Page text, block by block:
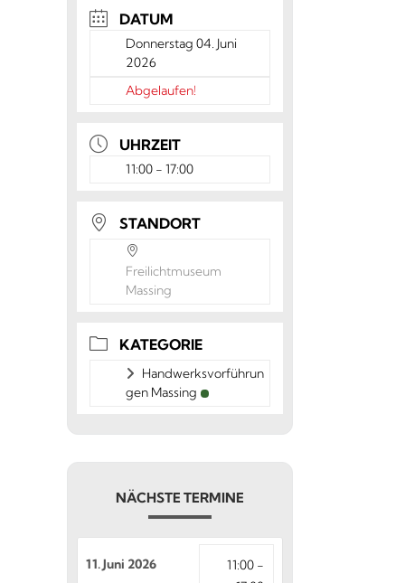
DATUM
Donnerstag 04. Juni
2026
Abgelaufen!
UHRZEIT
11:00 - 17:00
STANDORT
Freilichtmuseum
Massing
KATEGORIE
Handwerksvorführun
gen Massing
NÄCHSTE TERMINE
11. Juni 2026
11:00 -